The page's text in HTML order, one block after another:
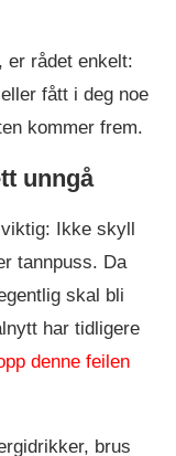
er rådet enkelt:
fått i deg noe
kommer frem.
unngå
Ikke skyll
tannpuss. Da
skal bli
har tidligere
denne feilen
brus